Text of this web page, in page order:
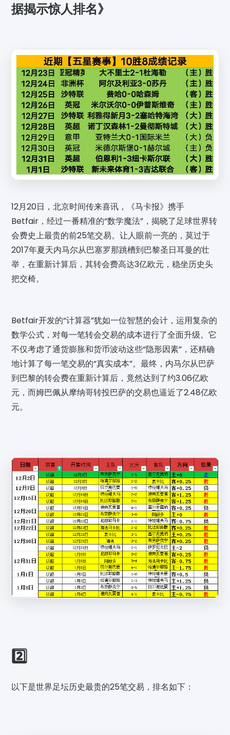
据揭示惊人排名》
12月20日，北京时间传来喜讯，《马卡报》携手
Betfair，经过一番精准的“数学魔法”，揭晓了足球世界转
会费史上最贵的前25笔交易。让人眼前一亮的，莫过于
2017年夏天内马尔从巴塞罗那跳槽到巴黎圣日耳曼的壮
举，在重新计算后，其转会费高达3亿欧元，稳坐历史头
把交椅。
Betfair开发的“计算器”犹如一位智慧的会计，运用复杂的
数学公式，对每一笔转会交易的成本进行了全面升级。它
不仅考虑了通货膨胀和货币波动这些“隐形因素”，还精确
地计算了每一笔交易的“真实成本”。最终，内马尔从巴萨
到巴黎的转会费在重新计算后，竟然达到了约3.06亿欧
元，而姆巴佩从摩纳哥转投巴萨的交易也逼近了2.48亿欧
元。
2️⃣
以下是世界足坛历史最贵的25笔交易，排名如下：